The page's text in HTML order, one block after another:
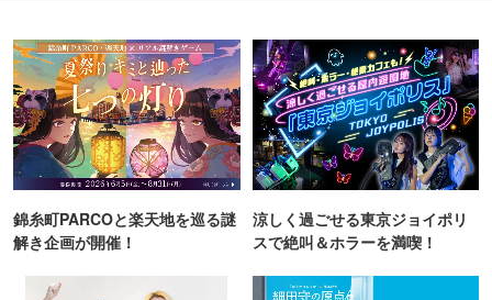
錦糸町PARCOと楽天地を巡る謎
解き企画が開催！
涼しく過ごせる東京ジョイポリ
スで絶叫＆ホラーを満喫！